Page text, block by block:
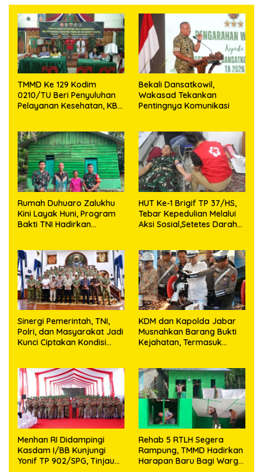
TMMD Ke 129 Kodim
0210/TU Beri Penyuluhan
Pelayanan Kesehatan, KB
Bekali Dansatkowil,
Wakasad Tekankan
Pentingnya Komunikasi
Rumah Duhuaro Zalukhu
Kini Layak Huni, Program
Bakti TNI Hadirkan
HUT Ke-1 Brigif TP 37/HS,
Tebar Kepedulian Melalui
Aksi Sosial,Setetes Darah
Sinergi Pemerintah, TNI,
Polri, dan Masyarakat Jadi
Kunci Ciptakan Kondisi
KDM dan Kapolda Jabar
Musnahkan Barang Bukti
Kejahatan, Termasuk
Menhan RI Didampingi
Kasdam I/BB Kunjungi
Yonif TP 902/SPG, Tinjau
Rehab 5 RTLH Segera
Rampung, TMMD Hadirkan
Harapan Baru Bagi Warga